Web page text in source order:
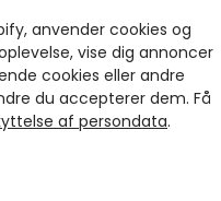
anvender cookies og
vise dig annoncer
cookies eller andre
du accepterer dem. Få
af persondata.